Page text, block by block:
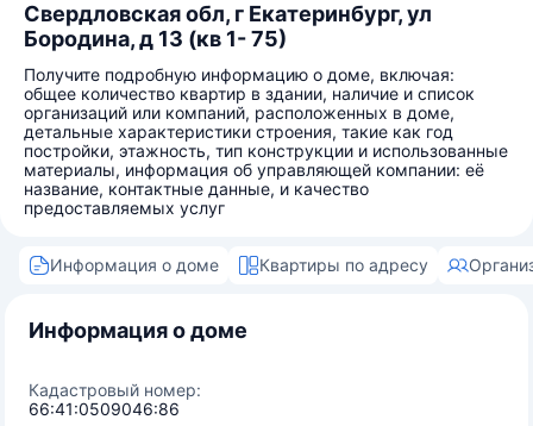
Свердловская обл, г Екатеринбург, ул
Бородина, д 13 (кв 1- 75)
Получите подробную информацию о доме, включая:
общее количество квартир в здании, наличие и список
организаций или компаний, расположенных в доме,
детальные характеристики строения, такие как год
постройки, этажность, тип конструкции и использованные
материалы, информация об управляющей компании: её
название, контактные данные, и качество
предоставляемых услуг
Информация о доме Квартиры по адресу
Информация о доме
Кадастровый номер:
66:41:0509046:86